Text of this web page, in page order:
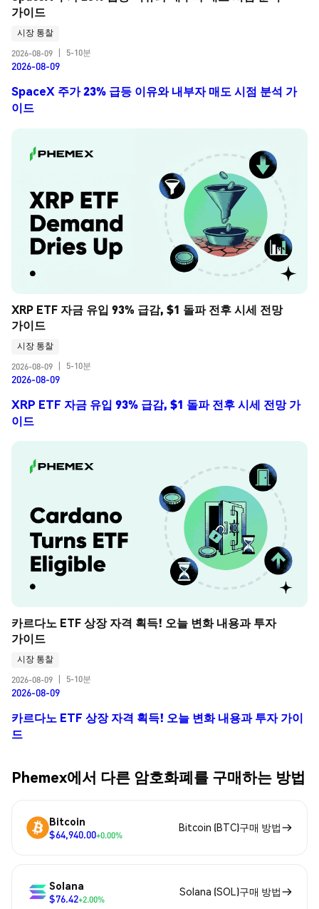
가이드
시장 통찰
2026-08-09
5-10분
2026-08-09
SpaceX 주가 23% 급등 이유와 내부자 매도 시점 분석 가
이드
XRP ETF 자금 유입 93% 급감, $1 돌파 전후 시세 전망
가이드
시장 통찰
2026-08-09
5-10분
2026-08-09
XRP ETF 자금 유입 93% 급감, $1 돌파 전후 시세 전망 가
이드
카르다노 ETF 상장 자격 획득! 오늘 변화 내용과 투자
가이드
시장 통찰
2026-08-09
5-10분
2026-08-09
카르다노 ETF 상장 자격 획득! 오늘 변화 내용과 투자 가이
드
Phemex에서 다른 암호화폐를 구매하는 방법
Bitcoin
$64,940.00+0.00%
Bitcoin (BTC)구매 방법
Solana
$76.42+2.00%
Solana (SOL)구매 방법